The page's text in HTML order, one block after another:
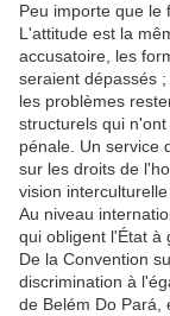
Peu importe que le
L'attitude est la
accusatoire, les
seraient dépassés
les problèmes
structurels qui
pénale. Un service
sur les droits de
vision
Au niveau
qui obligent l'État à
De la Convention
discrimination à
de Belém Do Pará,